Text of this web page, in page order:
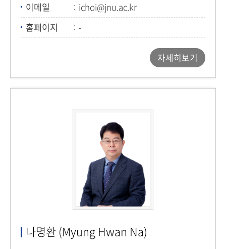
이메일
ichoi@jnu.ac.kr
홈페이지
-
자세히보기
나명환 (Myung Hwan Na)